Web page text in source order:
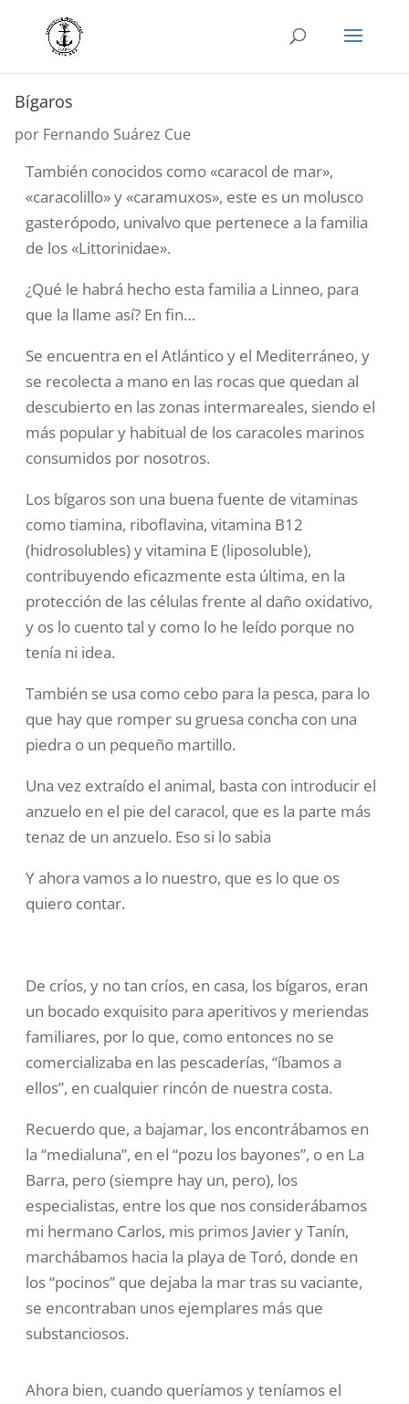
Bígaros
por Fernando Suárez Cue
También conocidos como «caracol de mar»,
«caracolillo» y «caramuxos», este es un molusco
gasterópodo, univalvo que pertenece a la familia
de los «Littorinidae».
¿Qué le habrá hecho esta familia a Linneo, para
que la llame así? En fin…
Se encuentra en el Atlántico y el Mediterráneo, y
se recolecta a mano en las rocas que quedan al
descubierto en las zonas intermareales, siendo el
más popular y habitual de los caracoles marinos
consumidos por nosotros.
Los bígaros son una buena fuente de vitaminas
como tiamina, riboflavina, vitamina B12
(hidrosolubles) y vitamina E (liposoluble),
contribuyendo eficazmente esta última, en la
protección de las células frente al daño oxidativo,
y os lo cuento tal y como lo he leído porque no
tenía ni idea.
También se usa como cebo para la pesca, para lo
que hay que romper su gruesa concha con una
piedra o un pequeño martillo.
Una vez extraído el animal, basta con introducir el
anzuelo en el pie del caracol, que es la parte más
tenaz de un anzuelo. Eso si lo sabia
Y ahora vamos a lo nuestro, que es lo que os
quiero contar.
De críos, y no tan críos, en casa, los bígaros, eran
un bocado exquisito para aperitivos y meriendas
familiares, por lo que, como entonces no se
comercializaba en las pescaderías, “íbamos a
ellos”, en cualquier rincón de nuestra costa.
Recuerdo que, a bajamar, los encontrábamos en
la “medialuna”, en el “pozu los bayones”, o en La
Barra, pero (siempre hay un, pero), los
especialistas, entre los que nos considerábamos
mi hermano Carlos, mis primos Javier y Tanín,
marchábamos hacia la playa de Toró, donde en
los “pocinos” que dejaba la mar tras su vaciante,
se encontraban unos ejemplares más que
substanciosos.
Ahora bien, cuando queríamos y teníamos el